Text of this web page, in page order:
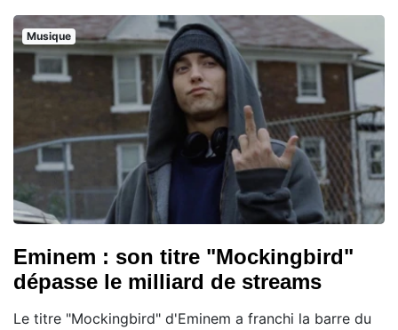
Musique
Eminem : son titre "Mockingbird"
dépasse le milliard de streams
Le titre "Mockingbird" d'Eminem a franchi la barre du